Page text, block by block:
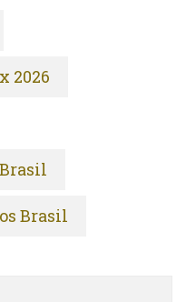
2026
Brasil